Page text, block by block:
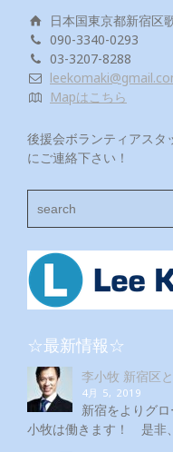
日本国東京都新宿区
090-3340-0293
03-3207-8288
Mapはこちら
後援会ボランティアスタ
にご連絡下さい！
☆最新情報☆
李小牧 新宿区
4月 5, 2019
新宿をよりグ
小牧は働きます！ 是非